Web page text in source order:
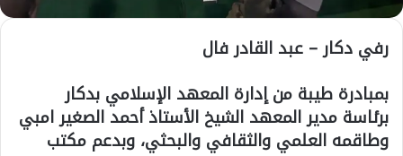
رفي دكار – عبد القادر فال
بمبادرة طيبة من إدارة المعهد الإسلامي بدكار
برئاسة مدير المعهد الشيخ الأستاذ أحمد الصغير امبي
وطاقمه العلمي والثقافي والبحثي، وبدعم مكتب